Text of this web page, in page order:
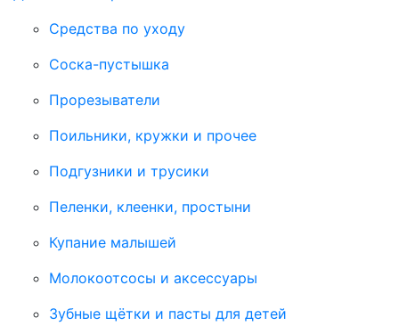
Средства по уходу
Соска-пустышка
Прорезыватели
Поильники, кружки и прочее
Подгузники и трусики
Пеленки, клеенки, простыни
Купание малышей
Молокоотсосы и аксессуары
Зубные щётки и пасты для детей